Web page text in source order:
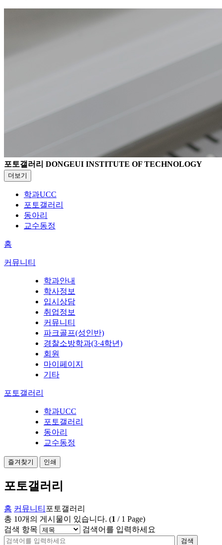
포토갤러리 DONGEUI INSTITUTE OF TECHNOLOGY
더보기
학과UCC
포토갤러리
동아리
교수동정
홈
커뮤니티
학과안내
학사정보
입시상담
취업정보
커뮤니티
파크골프(성인반)
경찰소방학과(3·4학년)
회원
마이페이지
기타
포토갤러리
학과UCC
포토갤러리
동아리
교수동정
즐겨찾기 인쇄
포토갤러리
홈 커뮤니티 포토갤러리
총 10개의 게시물이 있습니다. (1 / 1 Page)
검색 항목
검색어를 입력하세요
검색